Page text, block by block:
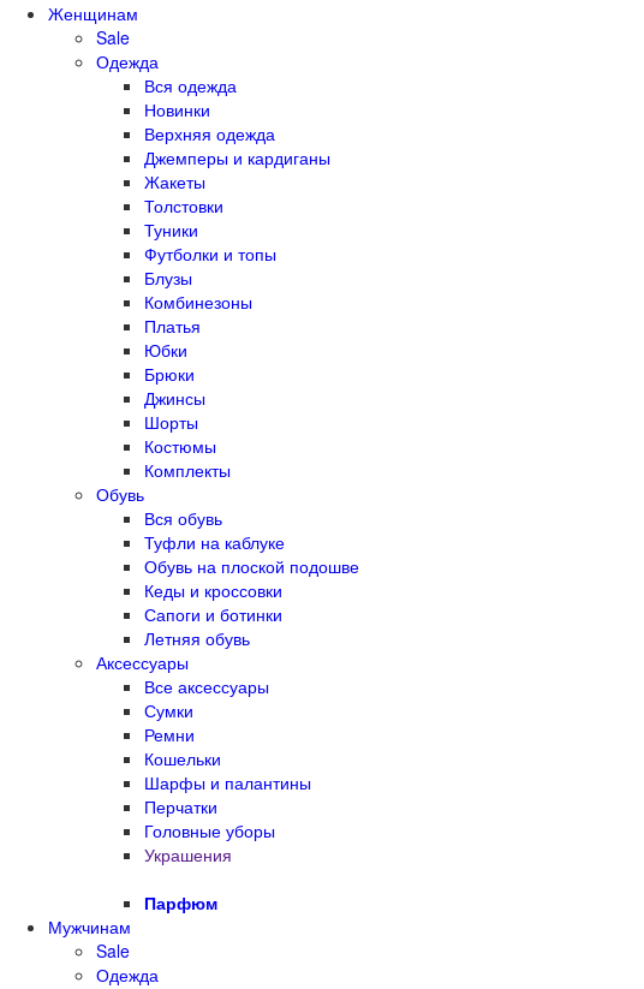
Женщинам
Sale
Одежда
Вся одежда
Новинки
Верхняя одежда
Джемперы и кардиганы
Жакеты
Толстовки
Туники
Футболки и топы
Блузы
Комбинезоны
Платья
Юбки
Брюки
Джинсы
Шорты
Костюмы
Комплекты
Обувь
Вся обувь
Туфли на каблуке
Обувь на плоской подошве
Кеды и кроссовки
Сапоги и ботинки
Летняя обувь
Аксессуары
Все аксессуары
Сумки
Ремни
Кошельки
Шарфы и палантины
Перчатки
Головные уборы
Украшения
Парфюм
Мужчинам
Sale
Одежда